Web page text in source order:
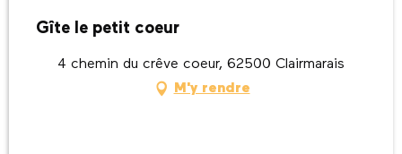
Gîte le petit coeur
4 chemin du crêve coeur, 62500 Clairmarais
M'y rendre